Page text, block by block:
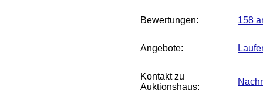
Bewertungen: 158
Angebote:
Kontakt zu
Auktionshaus: